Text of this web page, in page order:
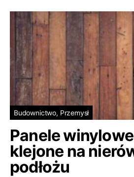
Budownictwo, Przemysł
Panele
klejone na
podłożu